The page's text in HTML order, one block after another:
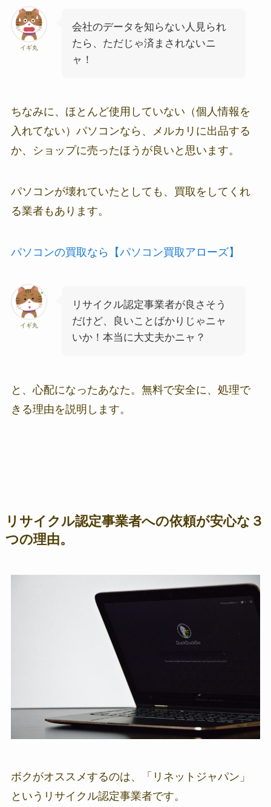
イギ丸
会社のデータを知らない人見られ
たら、ただじゃ済まされないニ
ャ！
ちなみに、ほとんど使用していない（個人情報を
入れてない）パソコンなら、メルカリに出品する
か、ショップに売ったほうが良いと思います。
パソコンが壊れていたとしても、買取をしてくれ
る業者もあります。
パソコンの買取なら【パソコン買取アローズ】
イギ丸
リサイクル認定事業者が良さそう
だけど、良いことばかりじゃニャ
いか！本当に大丈夫かニャ？
と、心配になったあなた。無料で安全に、処理で
きる理由を説明します。
リサイクル認定事業者への依頼が安心な３
つの理由。
ボクがオススメするのは、「リネットジャパン」
というリサイクル認定事業者です。